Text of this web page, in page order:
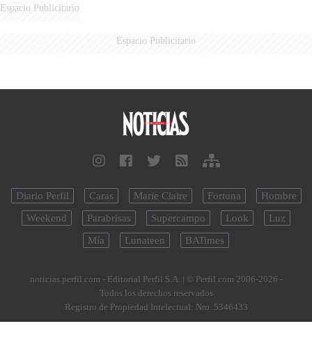
Espacio Publicitario
Espacio Publicitario
Diario Perfil Caras Marie Claire Fortuna
Hombre
Weekend
Parabrisas Supercampo Look
Luz
Mía
Lunateen BATimes
noticias.perfil.com - Editorial Perfil S.A. | © Perfil.com 2006-2026 -
Todos los derechos reservados
Registro de Propiedad Intelectual: Nro. 5346433